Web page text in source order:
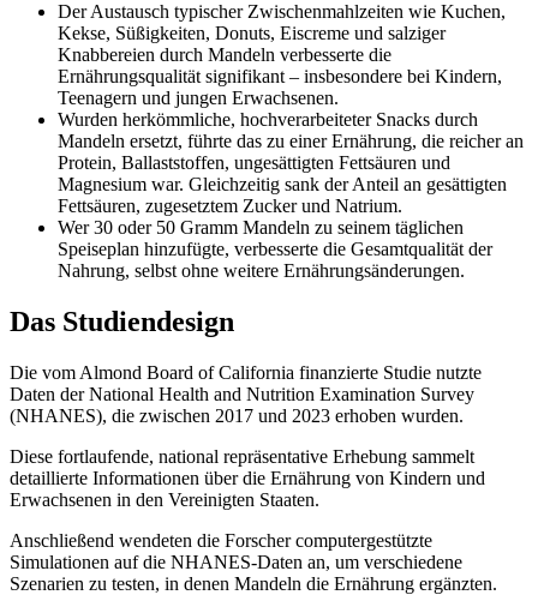
Der Austausch typischer Zwischenmahlzeiten wie Kuchen,
Kekse, Süßigkeiten, Donuts, Eiscreme und salziger
Knabbereien durch Mandeln verbesserte die
Ernährungsqualität signifikant – insbesondere bei Kindern,
Teenagern und jungen Erwachsenen.
Wurden herkömmliche, hochverarbeiteter Snacks durch
Mandeln ersetzt, führte das zu einer Ernährung, die reicher an
Protein, Ballaststoffen, ungesättigten Fettsäuren und
Magnesium war. Gleichzeitig sank der Anteil an gesättigten
Fettsäuren, zugesetztem Zucker und Natrium.
Wer 30 oder 50 Gramm Mandeln zu seinem täglichen
Speiseplan hinzufügte, verbesserte die Gesamtqualität der
Nahrung, selbst ohne weitere Ernährungsänderungen.
Das Studiendesign
Die vom Almond Board of California finanzierte Studie nutzte
Daten der National Health and Nutrition Examination Survey
(NHANES), die zwischen 2017 und 2023 erhoben wurden.
Diese fortlaufende, national repräsentative Erhebung sammelt
detaillierte Informationen über die Ernährung von Kindern und
Erwachsenen in den Vereinigten Staaten.
Anschließend wendeten die Forscher computergestützte
Simulationen auf die NHANES-Daten an, um verschiedene
Szenarien zu testen, in denen Mandeln die Ernährung ergänzten.